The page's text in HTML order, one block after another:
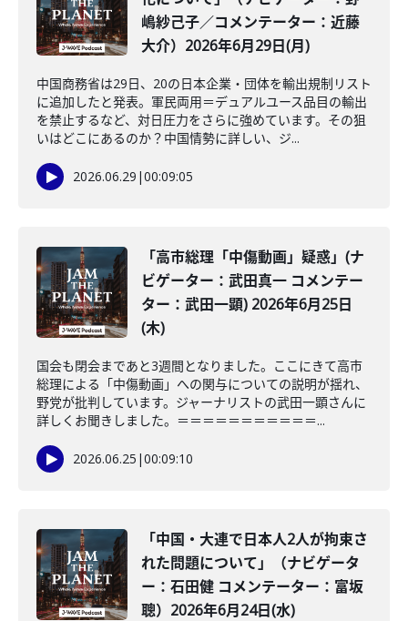
嶋紗己子／コメンテーター：近藤
大介）2026年6月29日(月)
中国商務省は29日、20の日本企業・団体を輸出規制リスト
に追加したと発表。軍民両用＝デュアルユース品目の輸出
を禁止するなど、対日圧力をさらに強めています。その狙
いはどこにあるのか？中国情勢に詳しい、ジ...
2026.06.29 |00:09:05
「高市総理「中傷動画」疑惑」(ナ
ビゲーター：武田真一 コメンテー
ター：武田一顕) 2026年6月25日
(木)
国会も閉会まであと3週間となりました。ここにきて高市
総理による「中傷動画」への関与についての説明が揺れ、
野党が批判しています。ジャーナリストの武田一顕さんに
詳しくお聞きしました。＝＝＝＝＝＝＝＝＝＝＝...
2026.06.25 |00:09:10
「中国・大連で日本人2人が拘束さ
れた問題について」（ナビゲータ
ー：石田健 コメンテーター：富坂
聰）2026年6月24日(水)